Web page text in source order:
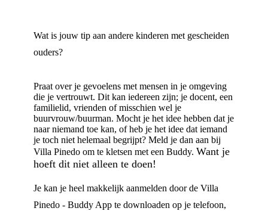
Wat is jouw tip aan andere kinderen met gescheiden
ouders?
Praat over je gevoelens met mensen in je omgeving
die je vertrouwt. Dit kan iedereen zijn; je docent, een
familielid, vrienden of misschien wel je
buurvrouw/buurman. Mocht je het idee hebben dat je
naar niemand toe kan, of heb je het idee dat iemand
je toch niet helemaal begrijpt? Meld je dan aan bij
Villa Pinedo om te kletsen met een Buddy. Want je
hoeft dit niet alleen te doen!
Je kan je heel makkelijk aanmelden door de Villa
Pinedo - Buddy App te downloaden op je telefoon,